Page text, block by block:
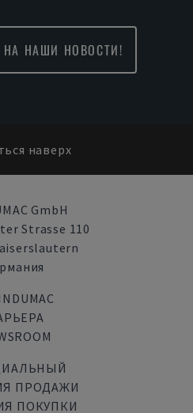
НАШИ НОВОСТИ!
наверх
GmbH
Strasse 110
ПРОДАЖИ
ПОКУПКИ